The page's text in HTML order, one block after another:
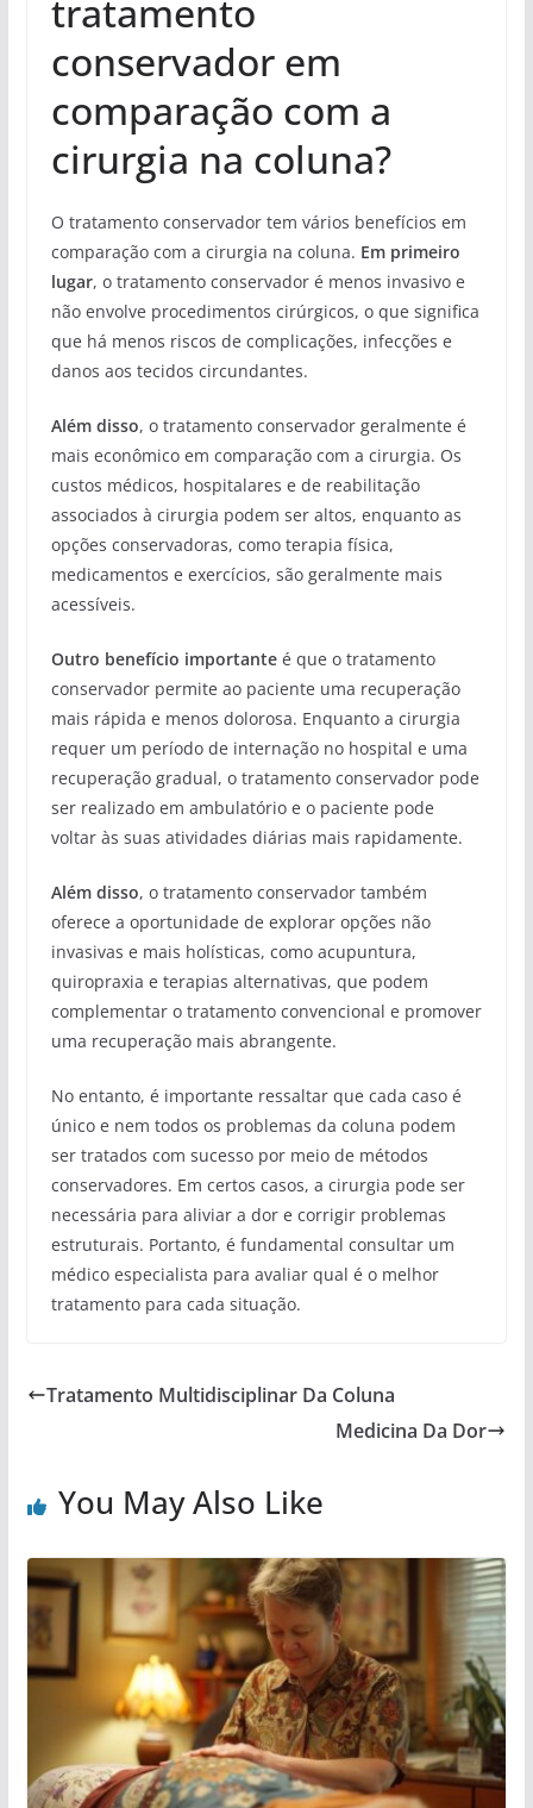
tratamento
conservador em
comparação com a
cirurgia na coluna?
O tratamento conservador tem vários benefícios em
comparação com a cirurgia na coluna. Em primeiro
lugar, o tratamento conservador é menos invasivo e
não envolve procedimentos cirúrgicos, o que significa
que há menos riscos de complicações, infecções e
danos aos tecidos circundantes.
Além disso, o tratamento conservador geralmente é
mais econômico em comparação com a cirurgia. Os
custos médicos, hospitalares e de reabilitação
associados à cirurgia podem ser altos, enquanto as
opções conservadoras, como terapia física,
medicamentos e exercícios, são geralmente mais
acessíveis.
Outro benefício importanteé que o tratamento
conservador permite ao paciente uma recuperação
mais rápida e menos dolorosa. Enquanto a cirurgia
requer um período de internação no hospital e uma
recuperação gradual, o tratamento conservador pode
ser realizado em ambulatório e o paciente pode
voltar às suas atividades diárias mais rapidamente.
Além disso, o tratamento conservador também
oferece a oportunidade de explorar opções não
invasivas e mais holísticas, como acupuntura,
quiropraxia e terapias alternativas, que podem
complementar o tratamento convencional e promover
uma recuperação mais abrangente.
No entanto, é importante ressaltar que cada caso é
único e nem todos os problemas da coluna podem
ser tratados com sucesso por meio de métodos
conservadores. Em certos casos, a cirurgia pode ser
necessária para aliviar a dor e corrigir problemas
estruturais. Portanto, é fundamental consultar um
médico especialista para avaliar qual é o melhor
tratamento para cada situação.
Tratamento Multidisciplinar Da Coluna
Medicina Da Dor
You May Also Like